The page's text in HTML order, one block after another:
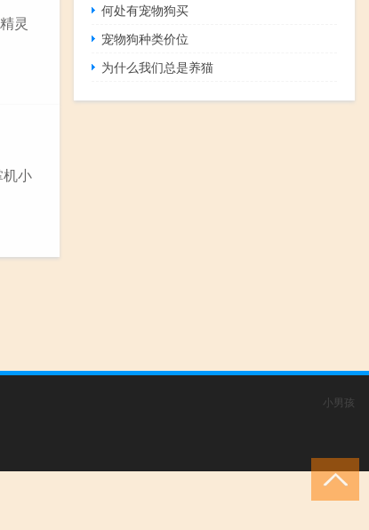
灵
小
何处有宠物狗买
宠物狗种类价位
为什么我们总是养猫
小男孩